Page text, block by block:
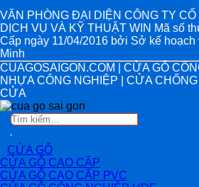
VĂN PHÒNG ĐẠI DIỆN CÔNG TY
DỊCH VỤ VÀ KỸ THUẬT WIN Mã số
Cấp ngày 11/04/2016 bởi Sở kế
Minh
CUAGOSAIGON.COM | CỬA GỖ
NHỰA CÔNG NGHIỆP | CỬA
CỬA
Tìm
CỬA GỖ
CỬA GỖ CAO CẤP
CỬA GỖ CAO CẤP PVC